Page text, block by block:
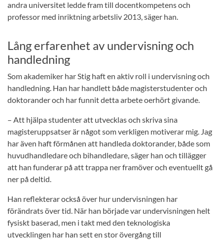
andra universitet ledde fram till docentkompetens och
professor med inriktning arbetsliv 2013, säger han.
Lång erfarenhet av undervisning och
handledning
Som akademiker har Stig haft en aktiv roll i undervisning och
handledning. Han har handlett både magisterstudenter och
doktorander och har funnit detta arbete oerhört givande.
– Att hjälpa studenter att utvecklas och skriva sina
magisteruppsatser är något som verkligen motiverar mig. Jag
har även haft förmånen att handleda doktorander, både som
huvudhandledare och bihandledare, säger han och tillägger
att han funderar på att trappa ner framöver och eventuellt gå
ner på deltid.
Han reflekterar också över hur undervisningen har
förändrats över tid. När han började var undervisningen helt
fysiskt baserad, men i takt med den teknologiska
utvecklingen har han sett en stor övergång till